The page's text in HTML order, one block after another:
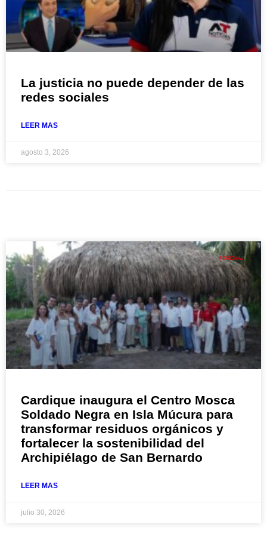
La justicia no puede depender de las
redes sociales
LEER MAS
agosto 3, 2026
REGIONAL
Cardique inaugura el Centro Mosca
Soldado Negra en Isla Múcura para
transformar residuos orgánicos y
fortalecer la sostenibilidad del
Archipiélago de San Bernardo
LEER MAS
julio 30, 2026